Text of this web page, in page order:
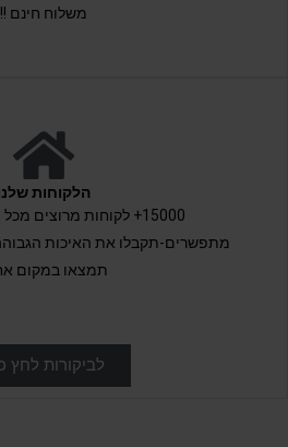
משלוח חינם !!
הלקוחות
15000+ לקוחות מרוצים
מתפשרים-תקבלו את האיכות
תמצאו במקום
לביקורות לחץ